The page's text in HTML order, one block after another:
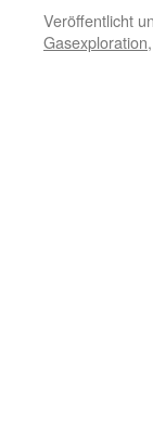
Veröffentlicht
Gasexploration,